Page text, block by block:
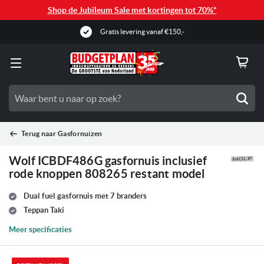
Shop de Jubileum Sale met kortingen tot 70%*
Gratis levering vanaf €150,-
Terug naar Gasfornuizen
Wolf ICBDF486G gasfornuis inclusief
rode knoppen 808265 restant model
Dual fuel gasfornuis met 7 branders
Teppan Taki
Meer specificaties